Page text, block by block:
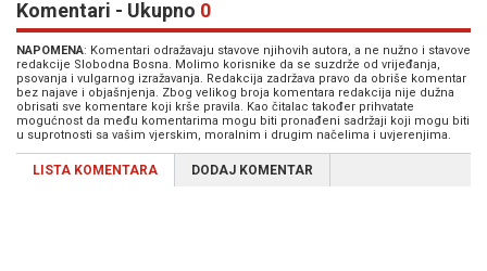
Komentari - Ukupno 0
NAPOMENA: Komentari odražavaju stavove njihovih autora, a ne nužno i stavove
redakcije Slobodna Bosna. Molimo korisnike da se suzdrže od vrijeđanja,
psovanja i vulgarnog izražavanja. Redakcija zadržava pravo da obriše komentar
bez najave i objašnjenja. Zbog velikog broja komentara redakcija nije dužna
obrisati sve komentare koji krše pravila. Kao čitalac također prihvatate
mogućnost da među komentarima mogu biti pronađeni sadržaji koji mogu biti
u suprotnosti sa vašim vjerskim, moralnim i drugim načelima i uvjerenjima.
LISTA KOMENTARA DODAJ KOMENTAR